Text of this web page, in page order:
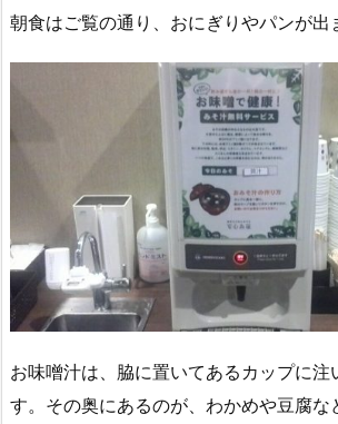
朝食はご覧の通り、おにぎりやパンが出
お味噌汁は、脇に置いてあるカップに注
す。その奥にあるのが、わかめや豆腐な